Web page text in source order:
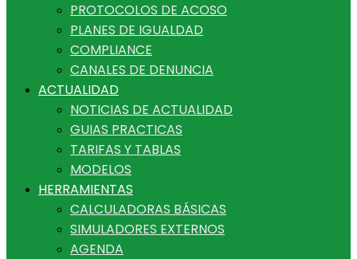
PROTOCOLOS DE ACOSO
PLANES DE IGUALDAD
COMPLIANCE
CANALES DE DENUNCIA
ACTUALIDAD
NOTICIAS DE ACTUALIDAD
GUIAS PRACTICAS
TARIFAS Y TABLAS
MODELOS
HERRAMIENTAS
CALCULADORAS BÁSICAS
SIMULADORES EXTERNOS
AGENDA